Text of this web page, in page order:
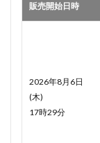
販売開始日時
2026年8月6日
(木)
17時29分